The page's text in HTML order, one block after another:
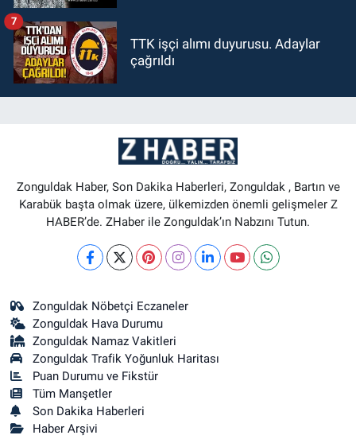
TTK işçi alımı duyurusu. Adaylar
çağrıldı
7
Zonguldak Haber, Son Dakika Haberleri, Zonguldak , Bartın ve
Karabük başta olmak üzere, ülkemizden önemli gelişmeler Z
HABER’de. ZHaber ile Zonguldak’ın Nabzını Tutun.
Zonguldak Nöbetçi Eczaneler
Zonguldak Hava Durumu
Zonguldak Namaz Vakitleri
Zonguldak Trafik Yoğunluk Haritası
Puan Durumu ve Fikstür
Tüm Manşetler
Son Dakika Haberleri
Haber Arşivi